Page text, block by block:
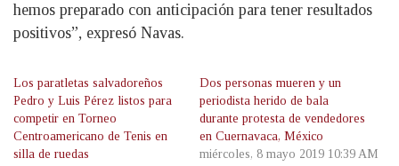
hemos preparado con anticipación para tener resultados
positivos”, expresó Navas.
Los paratletas salvadoreños
Pedro y Luis Pérez listos para
competir en Torneo
Centroamericano de Tenis en
silla de ruedas
Dos personas mueren y un
periodista herido de bala
durante protesta de vendedores
en Cuernavaca, México
miércoles, 8 mayo 2019 10:39 AM